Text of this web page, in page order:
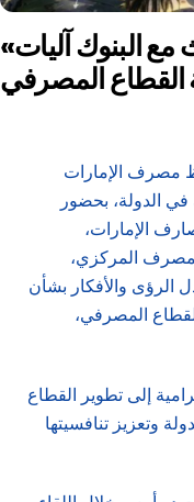
«المركزي الإماراتي» يبحث مع البنوك آليات
القطاع المصرفي
مصرف الإمارات
في الدولة، بحضور
الإمارات،
المركزي،
الرؤى والأفكار بشأن
المصرفي،
إلى تطوير القطاع
وتعزيز تنافسيتها